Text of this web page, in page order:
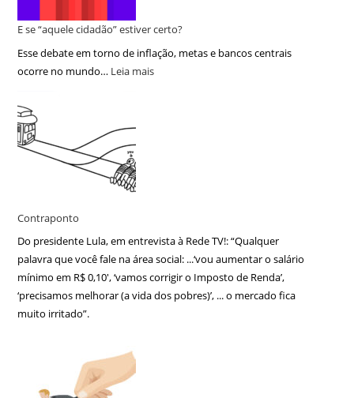
E se “aquele cidadão” estiver certo?
Esse debate em torno de inflação, metas e bancos centrais
ocorre no mundo… Leia mais
Contraponto
Do presidente Lula, em entrevista à Rede TV!: “Qualquer
palavra que você fale na área social: ...‘vou aumentar o salário
mínimo em R$ 0,10′, ‘vamos corrigir o Imposto de Renda’,
‘precisamos melhorar (a vida dos pobres)’, ... o mercado fica
muito irritado”.